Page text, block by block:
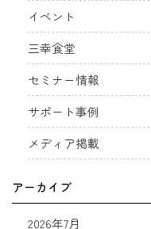
イベント
三幸食堂
セミナー情報
サポート事例
メディア掲載
アーカイブ
2026年7月